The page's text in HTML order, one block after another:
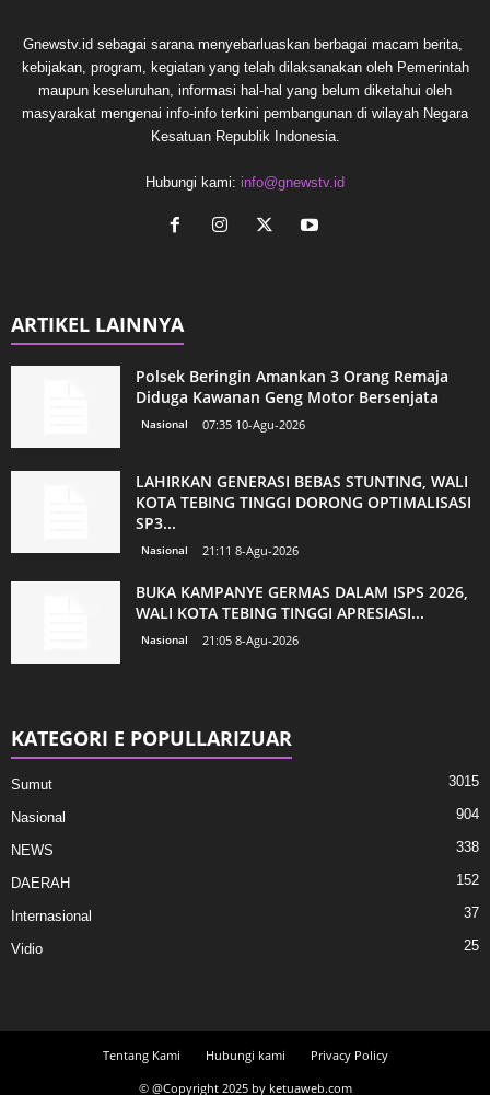
Gnewstv.id sebagai sarana menyebarluaskan berbagai macam berita,
kebijakan, program, kegiatan yang telah dilaksanakan oleh Pemerintah
maupun keseluruhan, informasi hal-hal yang belum diketahui oleh
masyarakat mengenai info-info terkini pembangunan di wilayah Negara
Kesatuan Republik Indonesia.
Hubungi kami: info@gnewstv.id
ARTIKEL LAINNYA
Polsek Beringin Amankan 3 Orang Remaja
Diduga Kawanan Geng Motor Bersenjata
Nasional 07:35 10-Agu-2026
LAHIRKAN GENERASI BEBAS STUNTING, WALI
KOTA TEBING TINGGI DORONG OPTIMALISASI
SP3...
Nasional 21:11 8-Agu-2026
BUKA KAMPANYE GERMAS DALAM ISPS 2026,
WALI KOTA TEBING TINGGI APRESIASI...
Nasional 21:05 8-Agu-2026
KATEGORI E POPULLARIZUAR
Sumut 3015
Nasional 904
NEWS 338
DAERAH 152
Internasional 37
Vidio 25
Tentang Kami Hubungi kami
Privacy Policy
© @Copyright 2025 by ketuaweb.com